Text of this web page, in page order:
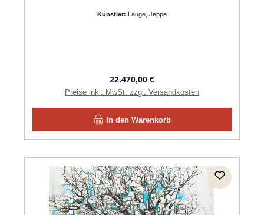
Künstler: Lauge, Jeppe
Regulärer Preis:
22.470,00 €
Preise inkl. MwSt. zzgl. Versandkosten
In den Warenkorb